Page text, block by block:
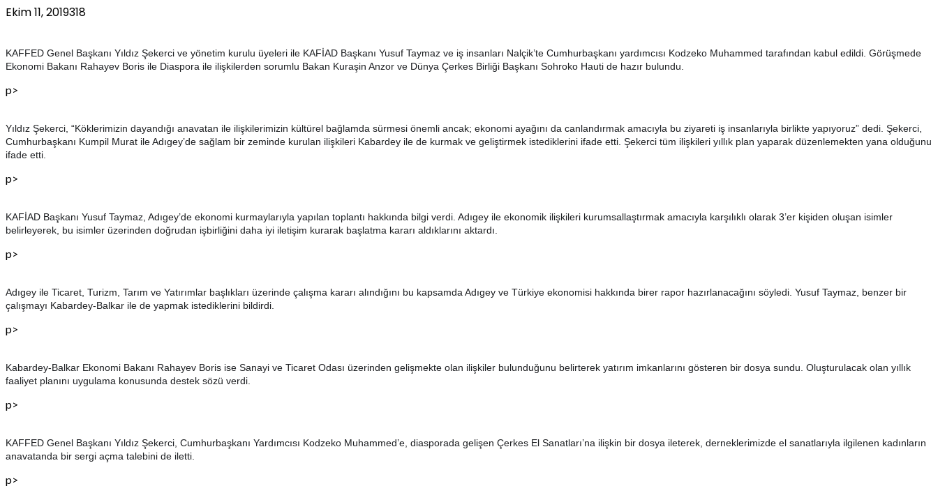
Ekim 11, 2019318
KAFFED Genel Başkanı Yıldız Şekerci ve yönetim kurulu üyeleri ile KAFİAD Başkanı Yusuf Taymaz ve iş insanları Nalçik’te Cumhurbaşkanı yardımcısı Kodzeko Muhammed tarafından kabul edildi. Görüşmede
Ekonomi Bakanı Rahayev Boris ile Diaspora ile ilişkilerden sorumlu Bakan Kuraşin Anzor ve Dünya Çerkes Birliği Başkanı Sohroko Hauti de hazır bulundu.
p>
Yıldız Şekerci, “Köklerimizin dayandığı anavatan ile ilişkilerimizin kültürel bağlamda sürmesi önemli ancak; ekonomi ayağını da canlandırmak amacıyla bu ziyareti iş insanlarıyla birlikte yapıyoruz” dedi. Şekerci,
Cumhurbaşkanı Kumpil Murat ile Adıgey’de sağlam bir zeminde kurulan ilişkileri Kabardey ile de kurmak ve geliştirmek istediklerini ifade etti. Şekerci tüm ilişkileri yıllık plan yaparak düzenlemekten yana olduğunu
ifade etti.
p>
KAFİAD Başkanı Yusuf Taymaz, Adıgey’de ekonomi kurmaylarıyla yapılan toplantı hakkında bilgi verdi. Adıgey ile ekonomik ilişkileri kurumsallaştırmak amacıyla karşılıklı olarak 3’er kişiden oluşan isimler
belirleyerek, bu isimler üzerinden doğrudan işbirliğini daha iyi iletişim kurarak başlatma kararı aldıklarını aktardı.
p>
Adıgey ile Ticaret, Turizm, Tarım ve Yatırımlar başlıkları üzerinde çalışma kararı alındığını bu kapsamda Adıgey ve Türkiye ekonomisi hakkında birer rapor hazırlanacağını söyledi. Yusuf Taymaz, benzer bir
çalışmayı Kabardey-Balkar ile de yapmak istediklerini bildirdi.
p>
Kabardey-Balkar Ekonomi Bakanı Rahayev Boris ise Sanayi ve Ticaret Odası üzerinden gelişmekte olan ilişkiler bulunduğunu belirterek yatırım imkanlarını gösteren bir dosya sundu. Oluşturulacak olan yıllık
faaliyet planını uygulama konusunda destek sözü verdi.
p>
KAFFED Genel Başkanı Yıldız Şekerci, Cumhurbaşkanı Yardımcısı Kodzeko Muhammed’e, diasporada gelişen Çerkes El Sanatları’na ilişkin bir dosya ileterek, derneklerimizde el sanatlarıyla ilgilenen kadınların
anavatanda bir sergi açma talebini de iletti.
p>